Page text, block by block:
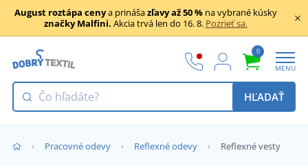
August roztápa cenya prinášazľavy až 50 %na vybrané kúsky
značky Malfini. Akcia trvá len do 16. 8. Pozrieť sa.
0
MENU
HĽADAŤ
Pracovné odevy Reflexné odevy Reflexné vesty